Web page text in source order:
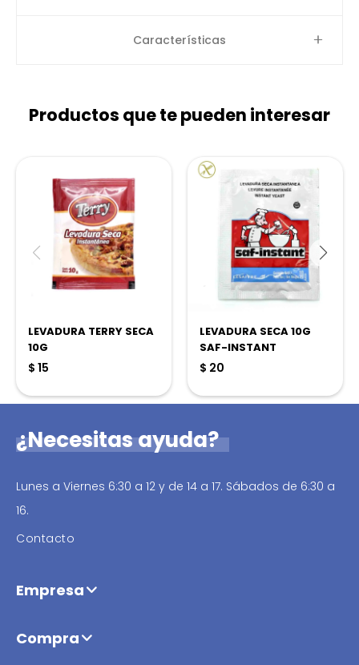
Características
Productos que te pueden interesar
LEVADURA TERRY SECA
10G
$ 15
LEVADURA SECA 10G
SAF-INSTANT
$ 20
¿Necesitas ayuda?
Lunes a Viernes 6:30 a 12 y de 14 a 17. Sábados de 6:30 a
16.
Contacto
Empresa
Compra